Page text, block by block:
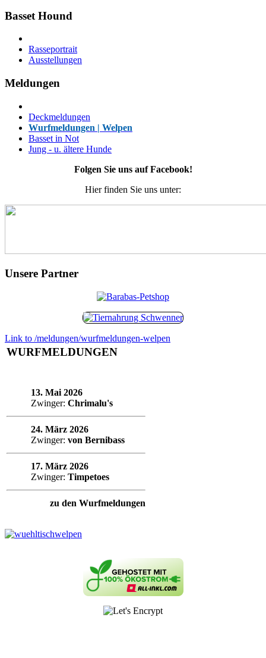
Basset Hound
Rasseportrait
Ausstellungen
Meldungen
Deckmeldungen
Wurfmeldungen | Welpen
Basset in Not
Jung - u. ältere Hunde
Folgen Sie uns auf Facebook!
Hier finden Sie uns unter:
Unsere Partner
Link to /meldungen/wurfmeldungen-welpen
WURFMELDUNGEN
13. Mai 2026
Zwinger: Chrimalu's
24. März 2026
Zwinger: von Bernibass
17. März 2026
Zwinger: Timpetoes
zu den Wurfmeldungen